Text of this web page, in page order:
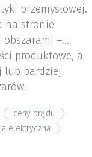
przemysłowej.
na stronie
–
produktowe, a
lub bardziej
ceny prądu
elektryczna